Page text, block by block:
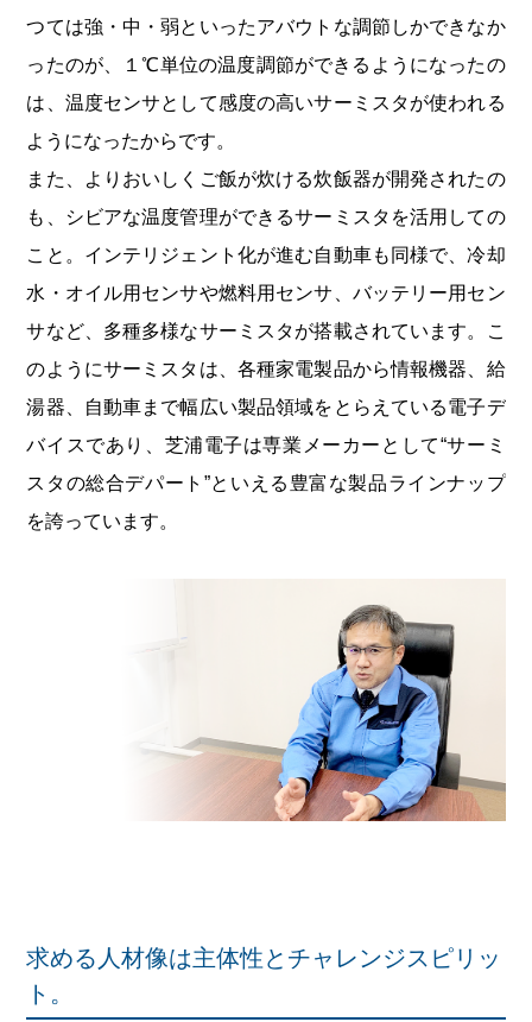
つては強・中・弱といったアバウトな調節しかできなか
ったのが、１℃単位の温度調節ができるようになったの
は、温度センサとして感度の高いサーミスタが使われる
ようになったからです。
また、よりおいしくご飯が炊ける炊飯器が開発されたの
も、シビアな温度管理ができるサーミスタを活用しての
こと。インテリジェント化が進む自動車も同様で、冷却
水・オイル用センサや燃料用センサ、バッテリー用セン
サなど、多種多様なサーミスタが搭載されています。こ
のようにサーミスタは、各種家電製品から情報機器、給
湯器、自動車まで幅広い製品領域をとらえている電子デ
バイスであり、芝浦電子は専業メーカーとして“サーミ
スタの総合デパート”といえる豊富な製品ラインナップ
を誇っています。
求める人材像は主体性とチャレンジスピリッ
ト。